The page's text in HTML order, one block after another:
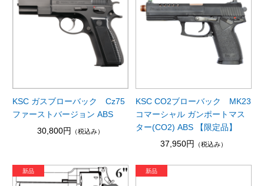
KSC ガスブローバック Cz75
ファーストバージョン ABS
30,800円
（税込み）
KSC CO2ブローバック MK23
コマーシャル ガンポートマス
ター(CO2) ABS 【限定品】
37,950円
（税込み）